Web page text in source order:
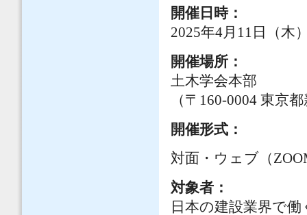
開催日時：
2025年4月11日（木
開催場所：
土木学会本部
（〒160-0004 東京
開催形式：
対面・ウェブ（
対象者：
日本の建設業界で